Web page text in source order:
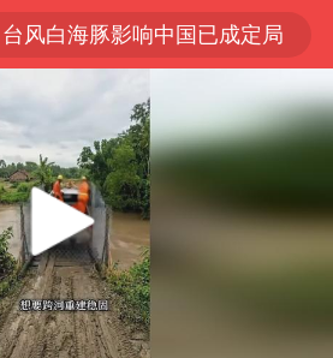
台风白海豚影响中国已成定局
胡塞武装袭扰红海航运行动升级
我国编制完成新版全月地质图
台风白海豚即将进入48小时警戒线
官方回应献血屋不让市民入内躲雨